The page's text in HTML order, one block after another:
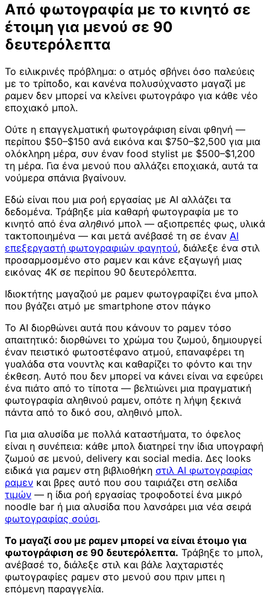
Από φωτογραφία με το κινητό σε
έτοιμη για μενού σε 90
δευτερόλεπτα
Το ειλικρινές πρόβλημα: ο ατμός σβήνει όσο παλεύεις
με το τρίποδο, και κανένα πολυσύχναστο μαγαζί με
ραμεν δεν μπορεί να κλείνει φωτογράφο για κάθε νέο
εποχιακό μπολ.
Ούτε η επαγγελματική φωτογράφιση είναι φθηνή —
περίπου $50–$150 ανά εικόνα και $750–$2,500 για μια
ολόκληρη μέρα, συν έναν food stylist με $500–$1,200
τη μέρα. Για ένα μενού που αλλάζει εποχιακά, αυτά τα
νούμερα σπάνια βγαίνουν.
Εδώ είναι που μια ροή εργασίας με AI αλλάζει τα
δεδομένα. Τράβηξε μία καθαρή φωτογραφία με το
κινητό από ένα αληθινό μπολ — αξιοπρεπές φως, υλικά
τακτοποιημένα — και μετά ανέβασέ τη σε έναν AI
επεξεργαστή φωτογραφιών φαγητού, διάλεξε ένα στιλ
προσαρμοσμένο στο ραμεν και κάνε εξαγωγή μιας
εικόνας 4K σε περίπου 90 δευτερόλεπτα.
Ιδιοκτήτης μαγαζιού με ραμεν φωτογραφίζει ένα μπολ
που βγάζει ατμό με smartphone στον πάγκο
Το AI διορθώνει αυτά που κάνουν το ραμεν τόσο
απαιτητικό: διορθώνει το χρώμα του ζωμού, δημιουργεί
έναν πειστικό φωτοστέφανο ατμού, επαναφέρει τη
γυαλάδα στα νουντλς και καθαρίζει το φόντο και την
έκθεση. Αυτό που δεν μπορεί να κάνει είναι να εφεύρει
ένα πιάτο από το τίποτα — βελτιώνει μια πραγματική
φωτογραφία αληθινού ραμεν, οπότε η λήψη ξεκινά
πάντα από το δικό σου, αληθινό μπολ.
Για μια αλυσίδα με πολλά καταστήματα, το όφελος
είναι η συνέπεια: κάθε μπολ διατηρεί την ίδια υπογραφή
ζωμού σε μενού, delivery και social media. Δες looks
ειδικά για ραμεν στη βιβλιοθήκη στιλ AI φωτογραφίας
ραμεν και βρες αυτό που σου ταιριάζει στη σελίδα
τιμών — η ίδια ροή εργασίας τροφοδοτεί ένα μικρό
noodle bar ή μια αλυσίδα που λανσάρει μια νέα σειρά
φωτογραφίας σούσι.
Το μαγαζί σου με ραμεν μπορεί να είναι έτοιμο για
φωτογράφιση σε 90 δευτερόλεπτα. Τράβηξε το μπολ,
ανέβασέ το, διάλεξε στιλ και βάλε λαχταριστές
φωτογραφίες ραμεν στο μενού σου πριν μπει η
επόμενη παραγγελία.